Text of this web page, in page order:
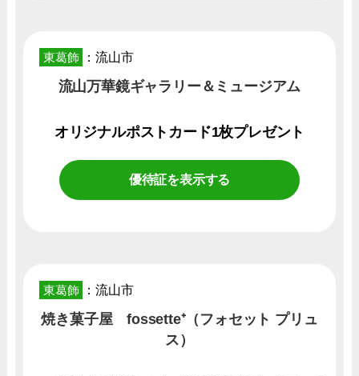
東葛飾 ：流山市
流山万華鏡ギャラリー＆ミュージアム
オリジナルポストカード1枚プレゼント
優待証を表示する
東葛飾 ：流山市
焼き菓子屋 fossette⁺（フォセット プリュ
ス）